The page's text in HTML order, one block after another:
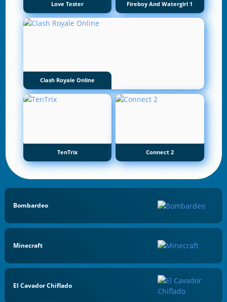
Love Tester Fireboy And Watergirl 1
Clash Royale Online
TenTrix Connect 2
Bombardeo
Minecraft
El Cavador Chiflado